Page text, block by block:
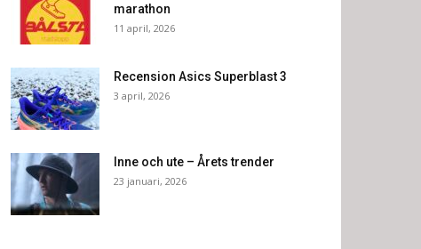
marathon
11 april, 2026
Recension Asics Superblast 3
3 april, 2026
Inne och ute – Årets trender
23 januari, 2026